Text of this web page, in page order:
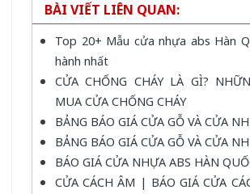
BÀI VIẾT LIÊN QUAN:
Top 20+ Mẫu cửa nhựa abs Hàn
hành nhất
CỬA CHỐNG CHÁY LÀ GÌ?
MUA CỬA CHỐNG CHÁY
BẢNG BÁO GIÁ CỬA GỖ VÀ CỬA
BẢNG BÁO GIÁ CỬA GỖ VÀ CỬA
BÁO GIÁ CỬA NHỰA ABS HÀN
CỬA CÁCH ÂM | BÁO GIÁ CỬA